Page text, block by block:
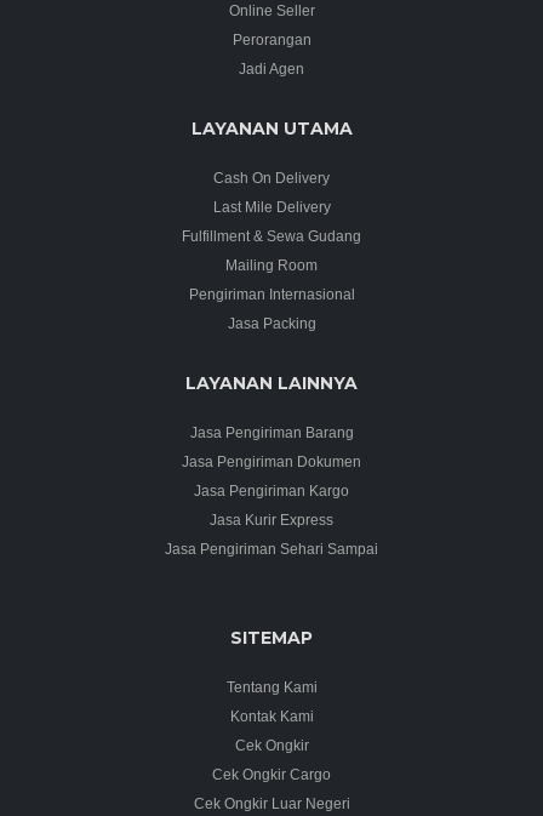
Online Seller
Perorangan
Jadi Agen
LAYANAN UTAMA
Cash On Delivery
Last Mile Delivery
Fulfillment & Sewa Gudang
Mailing Room
Pengiriman Internasional
Jasa Packing
LAYANAN LAINNYA
Jasa Pengiriman Barang
Jasa Pengiriman Dokumen
Jasa Pengiriman Kargo
Jasa Kurir Express
Jasa Pengiriman Sehari Sampai
SITEMAP
Tentang Kami
Kontak Kami
Cek Ongkir
Cek Ongkir Cargo
Cek Ongkir Luar Negeri